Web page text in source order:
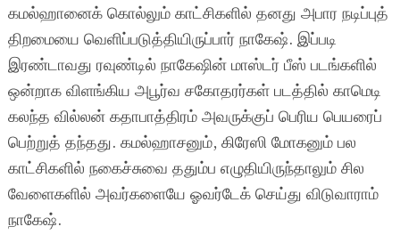
கமல்ஹானைக் கொல்லும் காட்சிகளில் தனது அபார நடிப்புத்
திறமையை வெளிப்படுத்தியிருப்பார் நாகேஷ். இப்படி
இரண்டாவது ரவுண்டில் நாகேஷின் மாஸ்டர் பீஸ் படங்களில்
ஒன்றாக விளங்கிய அபூர்வ சகோதரர்கள் படத்தில் காமெடி
கலந்த வில்லன் கதாபாத்திரம் அவருக்குப் பெரிய பெயரைப்
பெற்றுத் தந்தது. கமல்ஹாசனும், கிரேஸி மோகனும் பல
காட்சிகளில் நகைச்சுவை ததும்ப எழுதியிருந்தாலும் சில
வேளைகளில் அவர்களையே ஓவர்டேக் செய்து விடுவாராம்
நாகேஷ்.